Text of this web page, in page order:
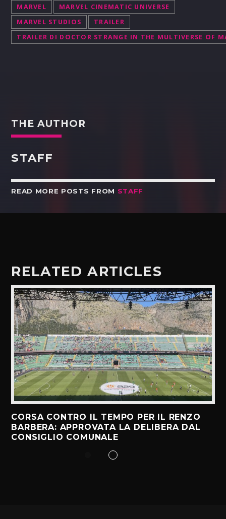
MARVEL
MARVEL CINEMATIC UNIVERSE
MARVEL STUDIOS
TRAILER
TRAILER DI DOCTOR STRANGE IN THE MULTIVERSE OF
THE AUTHOR
STAFF
READ MORE POSTS FROM STAFF
RELATED ARTICLES
CORSA CONTRO IL TEMPO PER IL RENZO
BARBERA: APPROVATA LA DELIBERA DAL
CONSIGLIO COMUNALE